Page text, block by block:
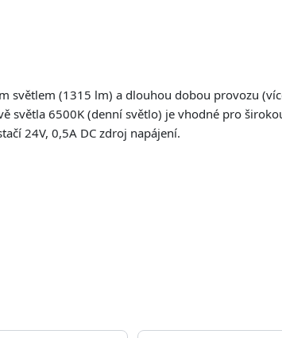
světlem (1315 lm) a dlouhou dobou provozu
světla 6500K (denní světlo) je vhodné pro
24V, 0,5A DC zdroj napájení.